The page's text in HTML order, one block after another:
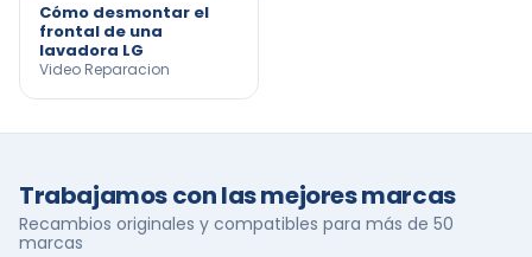
Cómo desmontar el
frontal de una
lavadora LG
Video Reparacion
Trabajamos con las mejores marcas
Recambios originales y compatibles para más de 50
marcas